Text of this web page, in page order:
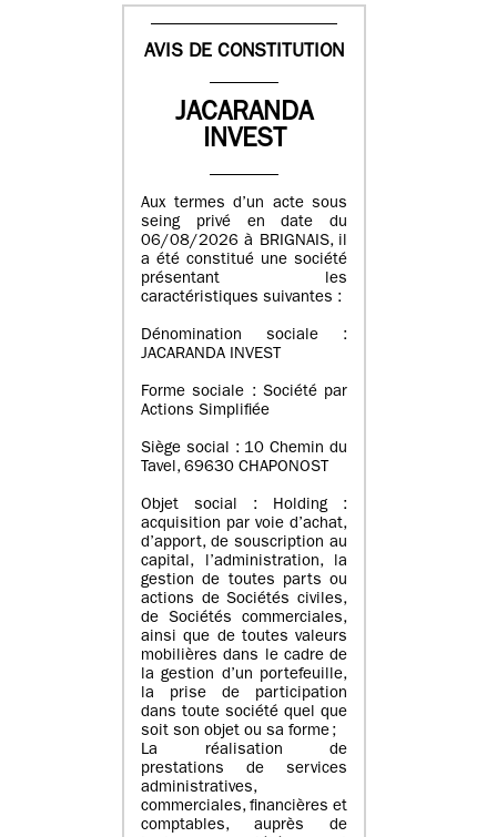
AVIS DE CONSTITUTION
JACARANDA
INVEST
Aux termes d’un acte sous
seing privé en date du
06/08/2026 à BRIGNAIS, il
a été constitué une société
présentant les
caractéristiques suivantes :
Dénomination sociale :
JACARANDA INVEST
Forme sociale : Société par
Actions Simplifiée
Siège social : 10 Chemin du
Tavel, 69630 CHAPONOST
Objet social : Holding :
acquisition par voie d’achat,
d’apport, de souscription au
capital, l’administration, la
gestion de toutes parts ou
actions de Sociétés civiles,
de Sociétés commerciales,
ainsi que de toutes valeurs
mobilières dans le cadre de
la gestion d’un portefeuille,
la prise de participation
dans toute société quel que
soit son objet ou sa forme ;
La réalisation de
prestations de services
administratives,
commerciales, financières et
comptables, auprès de